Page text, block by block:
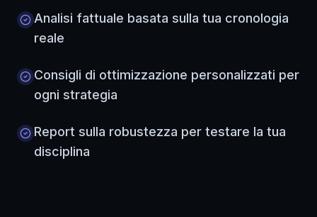
Analisi fattuale basata sulla tua cronologia
reale
Consigli di ottimizzazione personalizzati per
ogni strategia
Report sulla robustezza per testare la tua
disciplina